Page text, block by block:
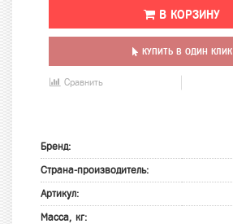
В КОРЗИНУ
КУПИТЬ В ОДИН КЛИК
Сравнить
Бренд:
Страна-производитель:
Артикул:
Масса, кг: